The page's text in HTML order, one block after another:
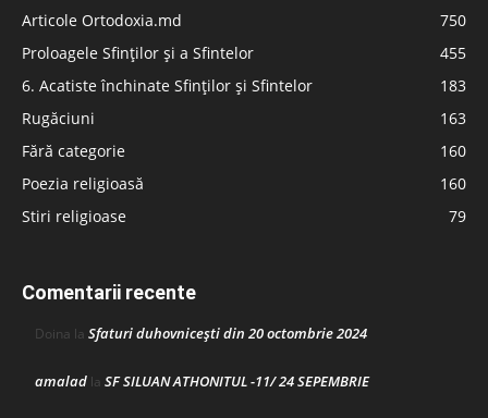
Articole Ortodoxia.md
750
Proloagele Sfinților și a Sfintelor
455
6. Acatiste închinate Sfinților și Sfintelor
183
Rugăciuni
163
Fără categorie
160
Poezia religioasă
160
Stiri religioase
79
Comentarii recente
Doina la Sfaturi duhovnicești din 20 octombrie 2024
amalad la SF SILUAN ATHONITUL -11/ 24 SEPEMBRIE